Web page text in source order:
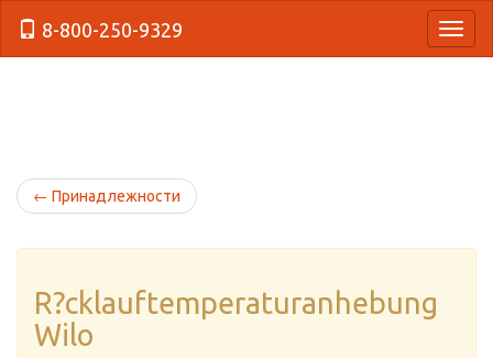
8-800-250-9329
← Принадлежности
R?cklauftemperaturanhebung
Wilo